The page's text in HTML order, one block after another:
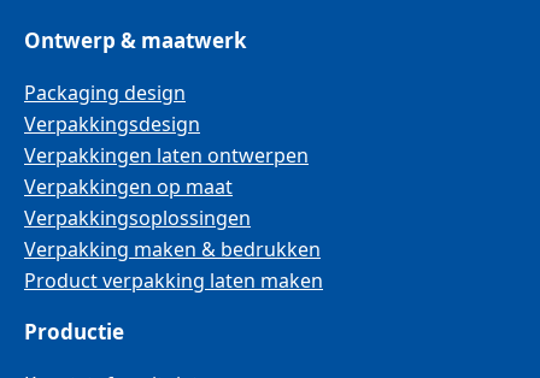
Ontwerp & maatwerk
Packaging design
Verpakkingsdesign
Verpakkingen laten ontwerpen
Verpakkingen op maat
Verpakkingsoplossingen
Verpakking maken & bedrukken
Product verpakking laten maken
Productie